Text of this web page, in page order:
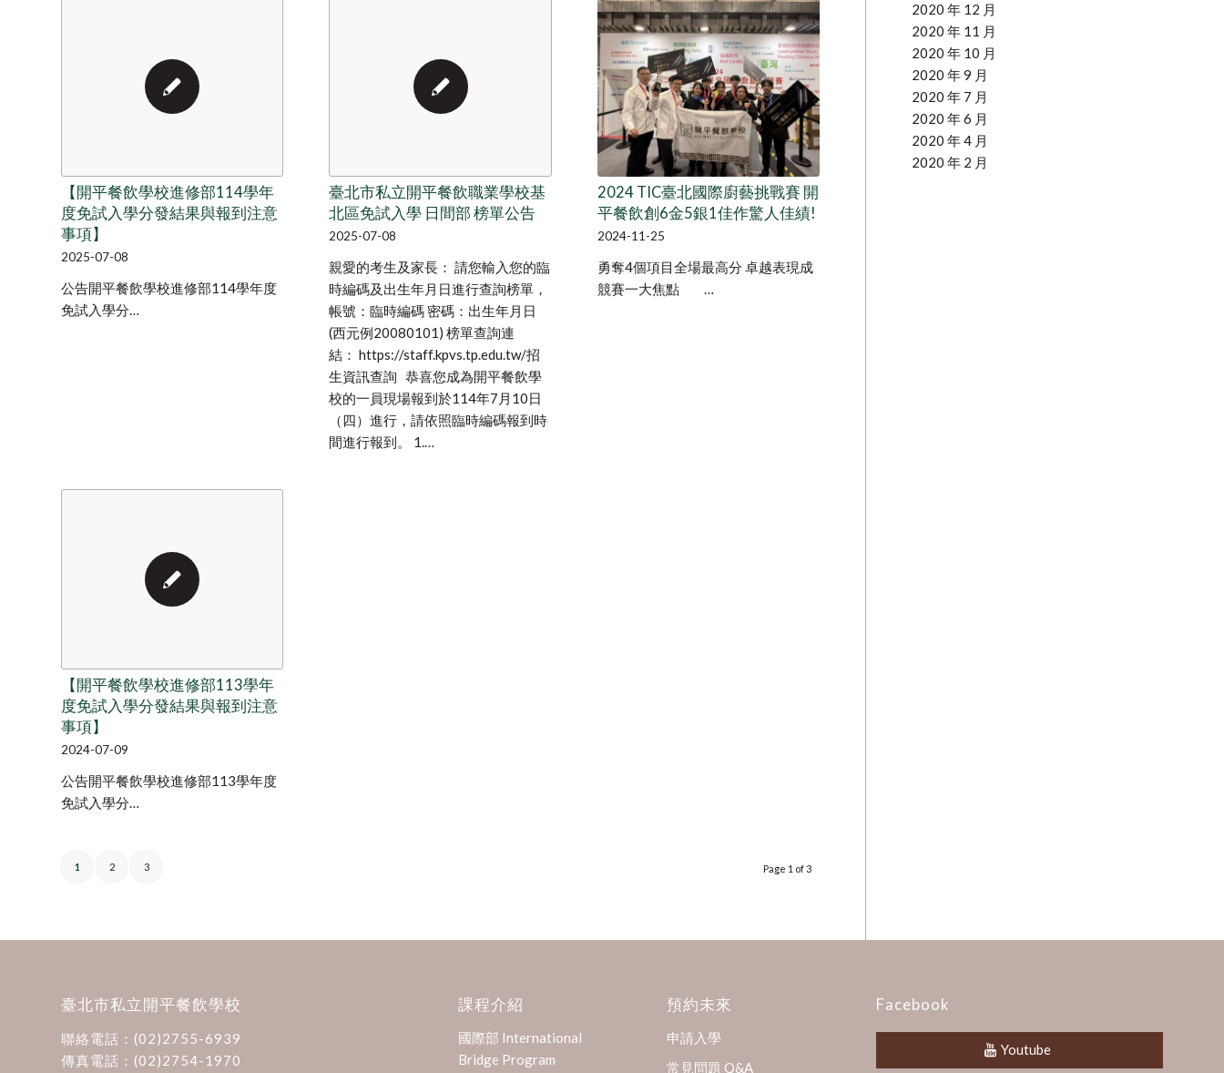
【開平餐飲學校進修部114學年
度免試入學分發結果與報到注意
事項】
2025-07-08
公告開平餐飲學校進修部114學年度
免試入學分…
臺北市私立開平餐飲職業學校基
北區免試入學 日間部 榜單公告
2025-07-08
親愛的考生及家長： 請您輸入您的臨
時編碼及出生年月日進行查詢榜單，
帳號：臨時編碼 密碼：出生年月日
(西元例20080101) 榜單查詢連
結： https://staff.kpvs.tp.edu.tw/招
生資訊查詢 恭喜您成為開平餐飲學
校的一員現場報到於114年7月10日
（四）進行，請依照臨時編碼報到時
間進行報到。 1.…
2024 TIC臺北國際廚藝挑戰賽 開
平餐飲創6金5銀1佳作驚人佳績!
2024-11-25
勇奪4個項目全場最高分 卓越表現成
競賽一大焦點 …
【開平餐飲學校進修部113學年
度免試入學分發結果與報到注意
事項】
2024-07-09
公告開平餐飲學校進修部113學年度
免試入學分…
Page 1 of 3
1 2 3
2020 年 12 月
2020 年 11 月
2020 年 10 月
2020 年 9 月
2020 年 7 月
2020 年 6 月
2020 年 4 月
2020 年 2 月
臺北市私立開平餐飲學校
聯絡電話： (02)2755-6939
傳真電話：(02)2754-1970
課程介紹
國際部 International
Bridge Program
預約未來
申請入學
常見問題 Q&A
Facebook
Youtube